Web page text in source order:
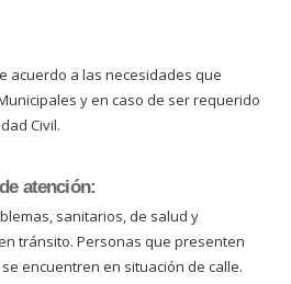
acuerdo a las necesidades que
y en caso de ser requerido
Civil.
atención:
sanitarios, de salud y
tránsito. Personas que presenten
encuentren en situación de calle.